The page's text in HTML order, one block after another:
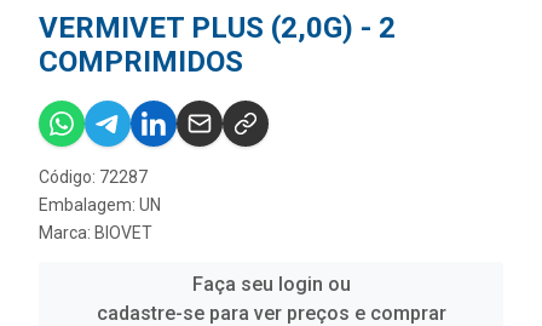
VERMIVET PLUS (2,0G) - 2
COMPRIMIDOS
Código: 72287
Embalagem: UN
Marca: BIOVET
Faça seu login ou
cadastre-se para ver preços e comprar